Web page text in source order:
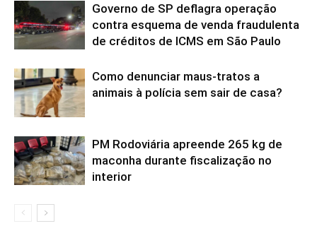
Governo de SP deflagra operação
contra esquema de venda fraudulenta
de créditos de ICMS em São Paulo
Como denunciar maus-tratos a
animais à polícia sem sair de casa?
PM Rodoviária apreende 265 kg de
maconha durante fiscalização no
interior